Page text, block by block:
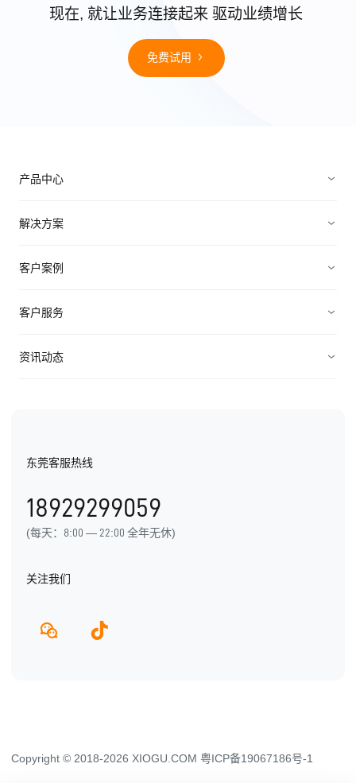
现在, 就让业务连接起来 驱动业绩增长
免费试用
产品中心
销售管理
解决方案
电子制造
客户案例
高科技
客户服务
资源中心
用户手册
资讯动态
发展历程
产品动态
东莞客服热线
18929299059
(每天：8:00 — 22:00 全年无休)
关注我们
Copyright © 2018-2026 XIOGU.COM 粤ICP备19067186号-1